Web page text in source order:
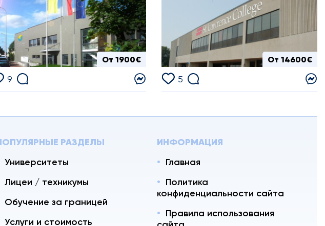
От 1900€
9
От 14600€
5
РАЗДЕЛЫ
Университеты
Лицеи / техникумы
Обучение за границей
Услуги и стоимость
ИНФОРМАЦИЯ
Главная
Политика
конфиденциальности сайта
Правила использования